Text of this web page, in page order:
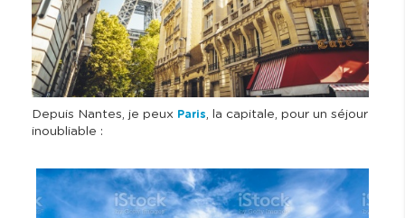
Depuis Nantes, je peux Paris, la capitale, pour un séjour
inoubliable :
I
a